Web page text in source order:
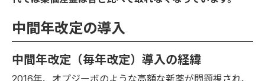
中間年改定の導入
中間年改定（毎年改定）導入の経緯